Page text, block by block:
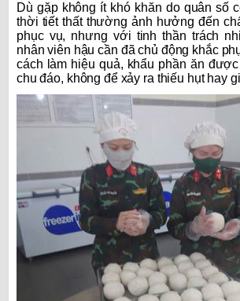
Dù gặp không ít khó khăn do quân số
thời tiết thất thường ảnh hưởng đến
phục vụ, nhưng với tinh thần trách
nhân viên hậu cần đã chủ động khắc
cách làm hiệu quả, khẩu phần ăn
chu đáo, không để xảy ra thiếu hụt hay